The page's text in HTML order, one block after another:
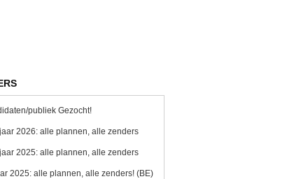
publiek Gezocht!
2026: alle plannen, alle zenders
2025: alle plannen, alle zenders
2025: alle plannen, alle zenders! (BE)